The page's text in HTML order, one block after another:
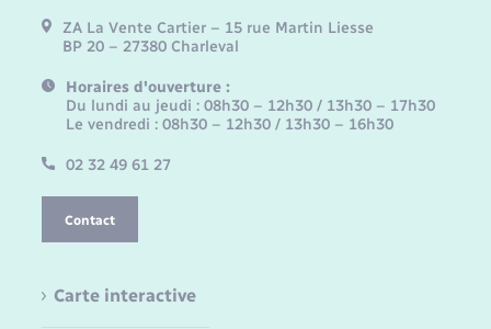
ZA La Vente Cartier – 15 rue Martin Liesse
BP 20 – 27380 Charleval
Horaires d'ouverture :
Du lundi au jeudi : 08h30 – 12h30 / 13h30 – 17h30
Le vendredi : 08h30 – 12h30 / 13h30 – 16h30
02 32 49 61 27
Contact
Carte interactive